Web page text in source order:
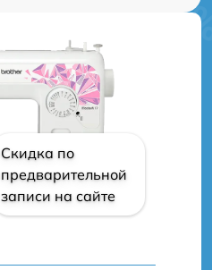
Скидка по
предварительной
записи на сайте